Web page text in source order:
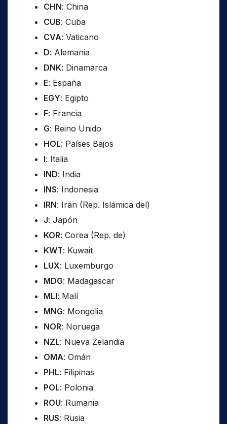
CHN: China
CUB: Cuba
CVA: Vaticano
D: Alemania
DNK: Dinamarca
E: España
EGY: Egipto
F: Francia
G: Reino Unido
HOL: Países Bajos
I: Italia
IND: India
INS: Indonesia
IRN: Irán (Rep. Islámica del)
J: Japón
KOR: Corea (Rep. de)
KWT: Kuwait
LUX: Luxemburgo
MDG: Madagascar
MLI: Malí
MNG: Mongolia
NOR: Noruega
NZL: Nueva Zelandia
OMA: Omán
PHL: Filipinas
POL: Polonia
ROU: Rumania
RUS: Rusia